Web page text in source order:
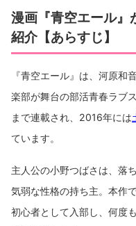
人のその後とは
漫画『青空エール』
紹介【あらすじ】
『青空エール』は、河原和
楽部が舞台の部活青春ラブ
まで連載され、2016年には
ています。
主人公の小野つばさは、落
気弱な性格の持ち主。本作
初心者として入部し、何度